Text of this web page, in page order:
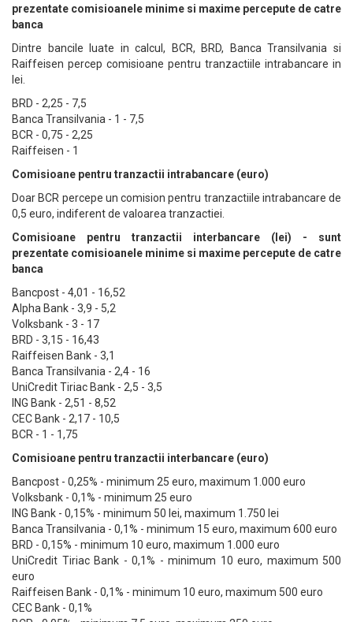
prezentate comisioanele minime si maxime percepute de catre
banca
Dintre bancile luate in calcul, BCR, BRD, Banca Transilvania si
Raiffeisen percep comisioane pentru tranzactiile intrabancare in
lei.
BRD - 2,25 - 7,5
Banca Transilvania - 1 - 7,5
BCR - 0,75 - 2,25
Raiffeisen - 1
Comisioane pentru tranzactii intrabancare (euro)
Doar BCR percepe un comision pentru tranzactiile intrabancare de
0,5 euro, indiferent de valoarea tranzactiei.
Comisioane pentru tranzactii interbancare (lei) - sunt
prezentate comisioanele minime si maxime percepute de catre
banca
Bancpost - 4,01 - 16,52
Alpha Bank - 3,9 - 5,2
Volksbank - 3 - 17
BRD - 3,15 - 16,43
Raiffeisen Bank - 3,1
Banca Transilvania - 2,4 - 16
UniCredit Tiriac Bank - 2,5 - 3,5
ING Bank - 2,51 - 8,52
CEC Bank - 2,17 - 10,5
BCR - 1 - 1,75
Comisioane pentru tranzactii interbancare (euro)
Bancpost - 0,25% - minimum 25 euro, maximum 1.000 euro
Volksbank - 0,1% - minimum 25 euro
ING Bank - 0,15% - minimum 50 lei, maximum 1.750 lei
Banca Transilvania - 0,1% - minimum 15 euro, maximum 600 euro
BRD - 0,15% - minimum 10 euro, maximum 1.000 euro
UniCredit Tiriac Bank - 0,1% - minimum 10 euro, maximum 500
euro
Raiffeisen Bank - 0,1% - minimum 10 euro, maximum 500 euro
CEC Bank - 0,1%